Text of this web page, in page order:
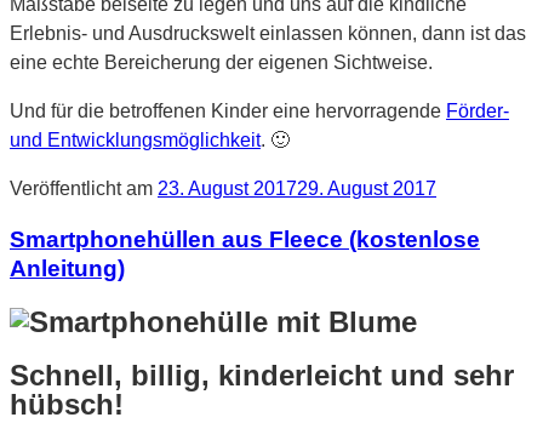
Erlebnis- und Ausdruckswelt einlassen können, dann ist das
eine echte Bereicherung der eigenen Sichtweise.
Und für die betroffenen Kinder eine hervorragende Förder-
und Entwicklungsmöglichkeit. 🙂
Veröffentlicht am 23. August 201729. August 2017
Smartphonehüllen aus Fleece (kostenlose
Anleitung)
Schnell, billig, kinderleicht und sehr
hübsch!